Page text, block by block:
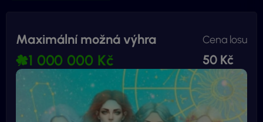
Maximální možná výhra
1 000 000 Kč
Cena losu
50 Kč